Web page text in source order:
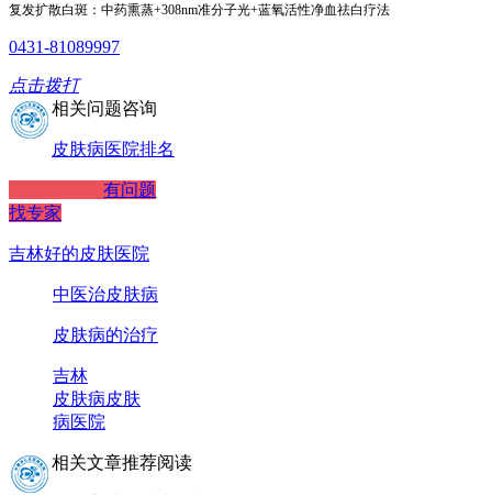
复发扩散白斑：中药熏蒸+308nm准分子光+蓝氧活性净血祛白疗法
0431-81089997
点击拨打
相关问题咨询
皮肤病医院排名
有问题
找专家
吉林好的皮肤医院
中医治皮肤病
皮肤病的治疗
吉林
皮肤病皮肤
病医院
相关文章推荐阅读